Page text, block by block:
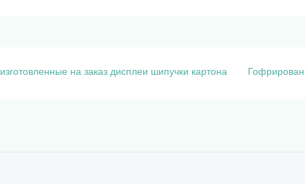
изготовленные на заказ дисплеи шипучки картона